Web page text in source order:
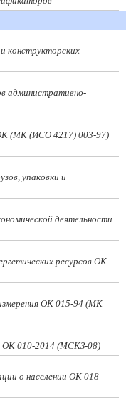
конструкторских
административно-
(МК (ИСО 4217) 003-97)
упаковки и
деятельности
ресурсов ОК
ОК 015-94 (МК
ОК 010-2014 (МСКЗ-08)
о населении ОК 018-